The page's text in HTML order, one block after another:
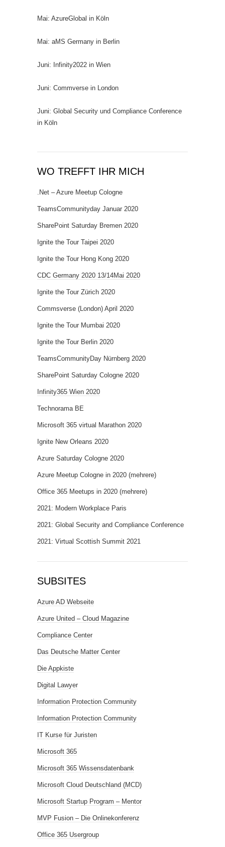
Mai: AzureGlobal in Köln
Mai: aMS Germany in Berlin
Juni: Infinity2022 in Wien
Juni: Commverse in London
Juni: Global Security und Compliance Conference
in Köln
WO TREFFT IHR MICH
.Net – Azure Meetup Cologne
TeamsCommunityday Januar 2020
SharePoint Saturday Bremen 2020
Ignite the Tour Taipei 2020
Ignite the Tour Hong Kong 2020
CDC Germany 2020 13/14Mai 2020
Ignite the Tour Zürich 2020
Commsverse (London) April 2020
Ignite the Tour Mumbai 2020
Ignite the Tour Berlin 2020
TeamsCommunityDay Nürnberg 2020
SharePoint Saturday Cologne 2020
Infinity365 Wien 2020
Technorama BE
Microsoft 365 virtual Marathon 2020
Ignite New Orleans 2020
Azure Saturday Cologne 2020
Azure Meetup Cologne in 2020 (mehrere)
Office 365 Meetups in 2020 (mehrere)
2021: Modern Workplace Paris
2021: Global Security and Compliance Conference
2021: Virtual Scottish Summit 2021
SUBSITES
Azure AD Webseite
Azure United – Cloud Magazine
Compliance Center
Das Deutsche Matter Center
Die Appkiste
Digital Lawyer
Information Protection Community
Information Protection Community
IT Kurse für Juristen
Microsoft 365
Microsoft 365 Wissensdatenbank
Microsoft Cloud Deutschland (MCD)
Microsoft Startup Program – Mentor
MVP Fusion – Die Onlinekonferenz
Office 365 Usergroup